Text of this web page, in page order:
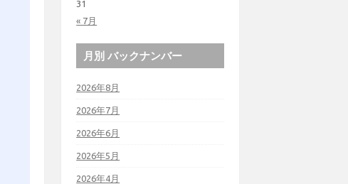
« 7月
31
月別 バックナンバー
2026年8月
2026年7月
2026年6月
2026年5月
2026年4月